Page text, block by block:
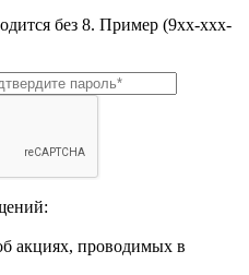
без 8. Пример (9хх-ххх-
акциях, проводимых в